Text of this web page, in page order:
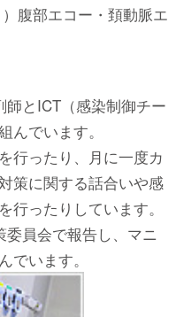
腹部エコー・頚動脈エ
とICT（感染制御チー
んでいます。
行ったり、月に一度カ
策に関する話合いや感
行ったりしています。
員会で報告し、マニ
でいます。